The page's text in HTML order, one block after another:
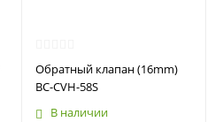
Обратный клапан (16mm)
BC-CVH-58S
В наличии